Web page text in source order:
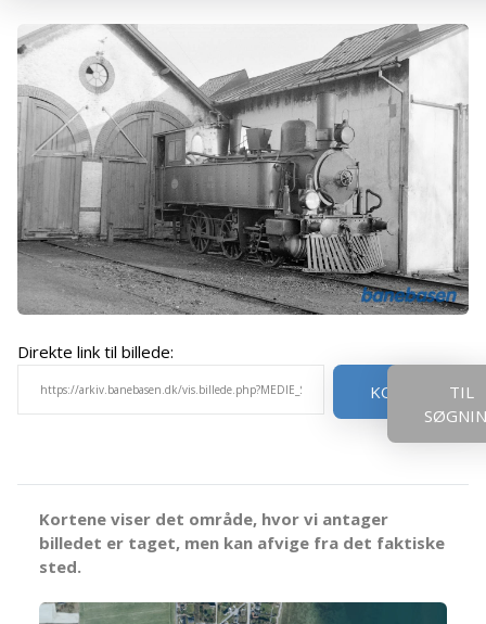
Direkte link til billede:
KOPIER
TIL
Kortene viser det område, hvor vi antager
billedet er taget, men kan afvige fra det faktiske
sted.